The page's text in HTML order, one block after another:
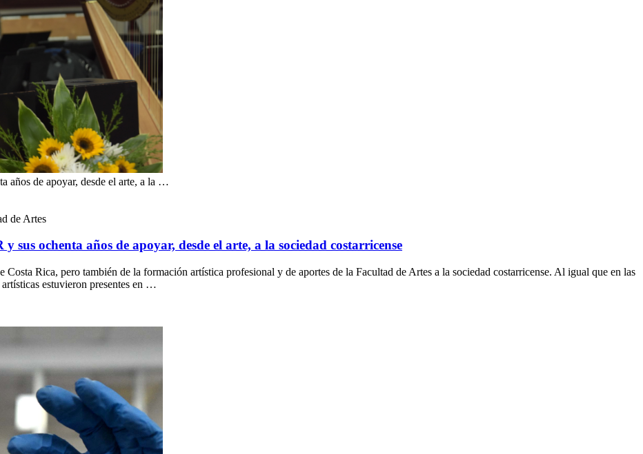
años de apoyar, desde el arte, a la …
de Artes
sus ochenta años de apoyar, desde el arte, a la sociedad costarricense
Rica, pero también de la formación artística profesional y de aportes de la Facultad de Artes a la sociedad costarricense. Al igual que en las
artísticas estuvieron presentes en …